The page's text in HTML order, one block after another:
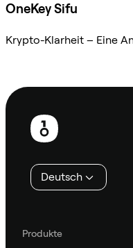
OneKey Sifu
Krypto-Klarheit – Eine
Fußzeile
Deutsch
Produkte